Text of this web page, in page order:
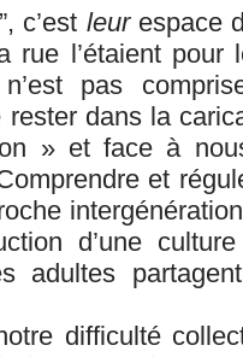
c’est leurespace
rue l’étaient pour
n’est pas
dans la
» et face à
et
d’une
adultes
difficulté